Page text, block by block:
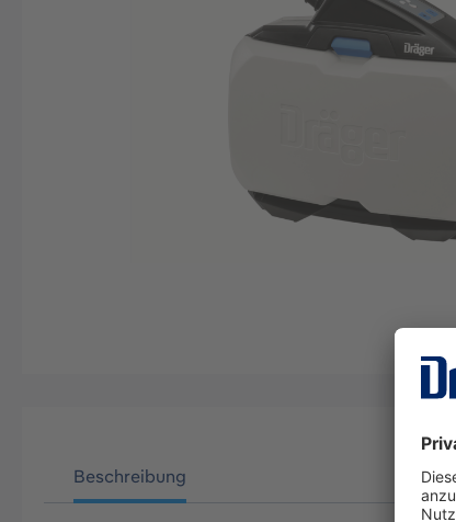
Beschreibung